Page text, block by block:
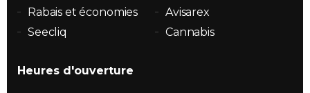
Rabais et économies
Avisarex
Seecliq
Cannabis
Heures d'ouverture